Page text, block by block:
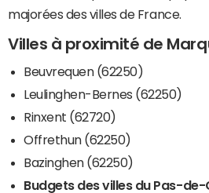
majorées des villes de France.
Villes à proximité de
Beuvrequen (62250)
Leulinghen-Bernes (62250)
Rinxent (62720)
Offrethun (62250)
Bazinghen (62250)
Budgets des villes du Pas-de-